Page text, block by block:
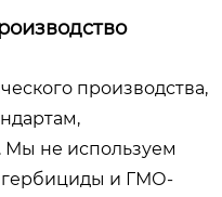
производства,
Мы не используем
гербициды и ГМО-